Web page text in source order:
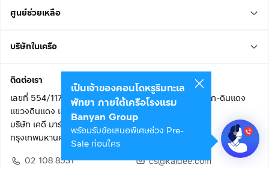
ศูนย์ช่วยเหลือ
บริษัทในเครือ
ติดต่อเรา
เลขที่ 554/117 อาคารสกายไนน์ เซ็นเตอร์ ชั้น 22 ถนนอโศก-ดินแดง
แขวงดินแดง เขตดินแดง
บริษัท เคดี มาร์เก็ตเพลส จำกัด (สำนักงานใหญ่)
กรุงเทพมหานคร 10400
02 108 8531
cs@kaidee.com
เป็นเจ้าของคอนโดหรูริมทะเล
พัทยา ภายใต้เครือโรงแรม
Banyan Group
พร้อมรับข้อเสนอพิเศษช่วง Pre-
Sale ก่อนใคร